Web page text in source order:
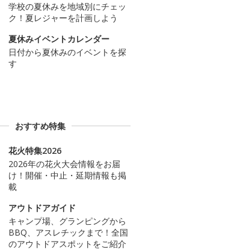
学校の夏休みを地域別にチェッ
ク！夏レジャーを計画しよう
夏休みイベントカレンダー
日付から夏休みのイベントを探
す
おすすめ特集
花火特集2026
2026年の花火大会情報をお届
け！開催・中止・延期情報も掲
載
アウトドアガイド
キャンプ場、グランピングから
BBQ、アスレチックまで！全国
のアウトドアスポットをご紹介